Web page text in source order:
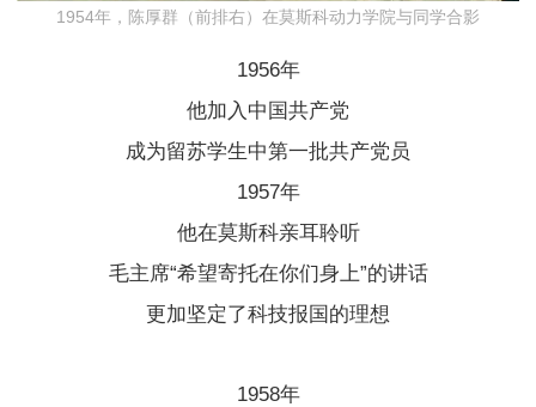
1954年，陈厚群（前排右）在莫斯科动力学院与同学合影
1956年
他加入中国共产党
成为留苏学生中第一批共产党员
1957年
他在莫斯科亲耳聆听
毛主席“希望寄托在你们身上”的讲话
更加坚定了科技报国的理想
1958年